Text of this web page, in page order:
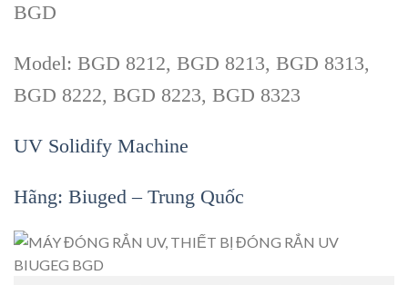
BGD
Model: BGD 8212, BGD 8213, BGD 8313,
BGD 8222, BGD 8223, BGD 8323
UV Solidify Machine
Hãng: Biuged – Trung Quốc